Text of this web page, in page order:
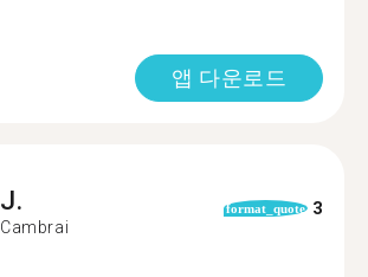
앱 다운로드
J.
Cambrai
format_quote 3